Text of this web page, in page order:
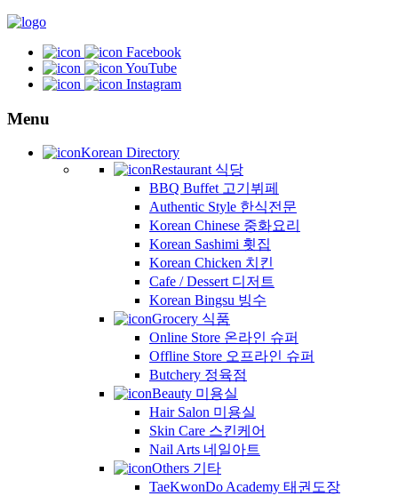
Facebook
YouTube
Instagram
Menu
Korean Directory
Restaurant 식당
BBQ Buffet 고기뷔페
Authentic Style 한식전문
Korean Chinese 중화요리
Korean Sashimi 횟집
Korean Chicken 치킨
Cafe / Dessert 디저트
Korean Bingsu 빙수
Grocery 식품
Online Store 온라인 슈퍼
Offline Store 오프라인 슈퍼
Butchery 정육점
Beauty 미용실
Hair Salon 미용실
Skin Care 스킨케어
Nail Arts 네일아트
Others 기타
TaeKwonDo Academy 태권도장